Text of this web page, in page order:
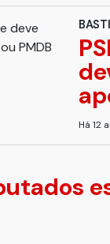
Há 12